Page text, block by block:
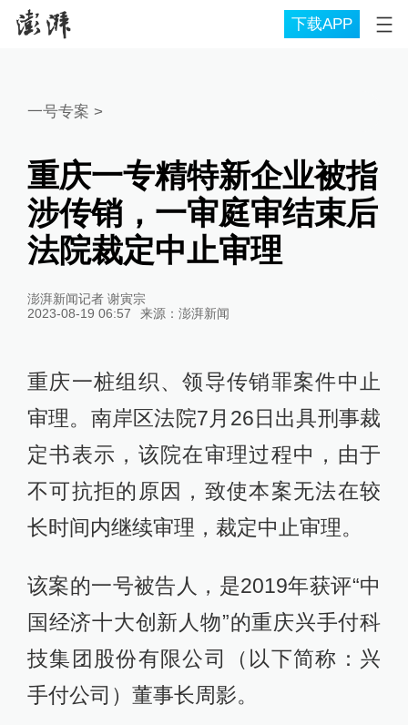
下载APP
一号专案 >
重庆一专精特新企业被指
涉传销，一审庭审结束后
法院裁定中止审理
澎湃新闻记者 谢寅宗
2023-08-19 06:57
来源： 澎湃新闻
重庆一桩组织、领导传销罪案件中止
审理。南岸区法院7月26日出具刑事裁
定书表示，该院在审理过程中，由于
不可抗拒的原因，致使本案无法在较
长时间内继续审理，裁定中止审理。
该案的一号被告人，是2019年获评“中
国经济十大创新人物”的重庆兴手付科
技集团股份有限公司（以下简称：兴
手付公司）董事长周影。